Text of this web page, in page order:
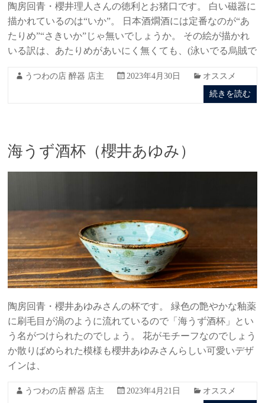
陶房回青・櫻井理人さんの徳利とお猪口です。 白い磁器に
描かれているのは“いか”。 日本酒燗酒には定番なのが“あ
たりめ”“さきいか”じゃ無いでしょうか。 その絵が描かれ
いる訳は、あたりめがあいにく無くても、(泳いでる烏賊で
うつわの店 醉器 店主 2023年4月30日
オススメ
続きを読む
海うず酒杯（櫻井あゆみ）
陶房回青・櫻井あゆみさんの杯です。 緑色の艶やかな釉薬
に刷毛目が渦のように流れているので「海うず酒杯」とい
う名がつけられたのでしょう。 花がモチーフなのでしょう
か散りばめられた模様も櫻井あゆみさんらしい可愛いデザ
インは、
うつわの店 醉器 店主 2023年4月21日
オススメ